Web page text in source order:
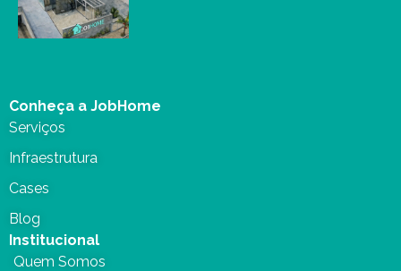
Conheça a JobHome
Serviços
Infraestrutura
Cases
Blog
Institucional
Quem Somos